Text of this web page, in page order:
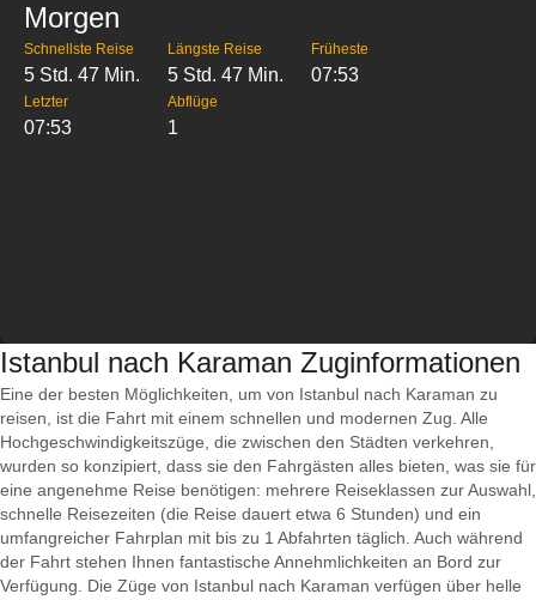
Morgen
Schnellste Reise
5 Std. 47 Min.
Längste Reise
5 Std. 47 Min.
Früheste
07:53
Letzter
07:53
Abflüge
1
Istanbul nach Karaman Zuginformationen
Eine der besten Möglichkeiten, um von Istanbul nach Karaman zu
reisen, ist die Fahrt mit einem schnellen und modernen Zug. Alle
Hochgeschwindigkeitszüge, die zwischen den Städten verkehren,
wurden so konzipiert, dass sie den Fahrgästen alles bieten, was sie für
eine angenehme Reise benötigen: mehrere Reiseklassen zur Auswahl,
schnelle Reisezeiten (die Reise dauert etwa 6 Stunden) und ein
umfangreicher Fahrplan mit bis zu 1 Abfahrten täglich. Auch während
der Fahrt stehen Ihnen fantastische Annehmlichkeiten an Bord zur
Verfügung. Die Züge von Istanbul nach Karaman verfügen über helle